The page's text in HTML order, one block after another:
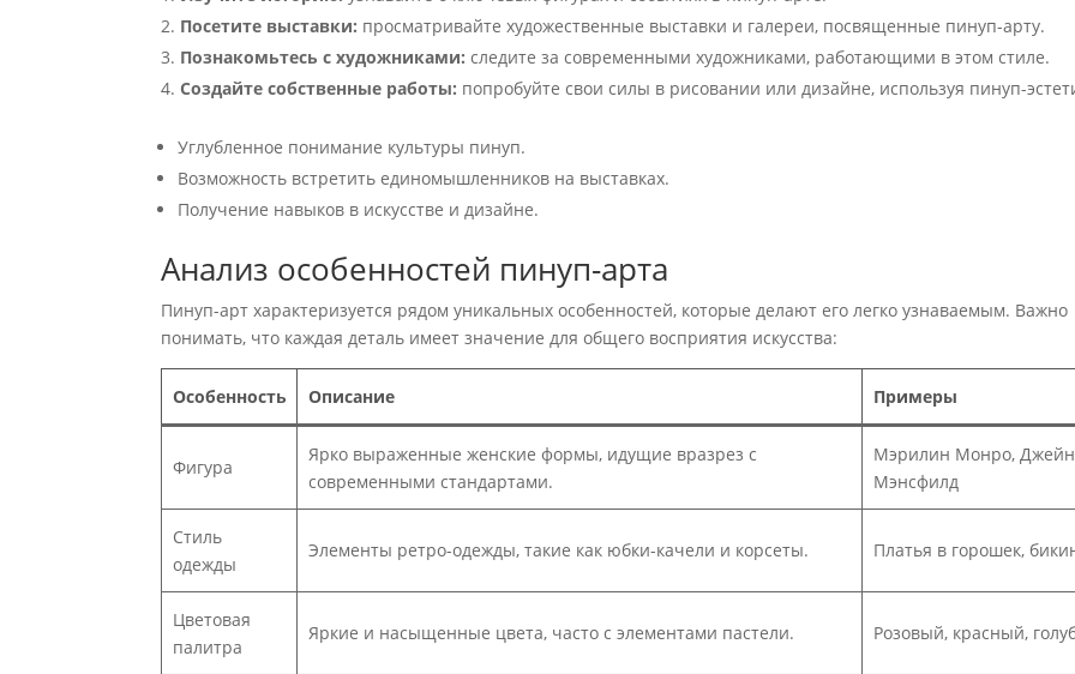
Посетите выставки: просматривайте художественные выставки и галереи, посвященные пинуп-арту.
Познакомьтесь с художниками: следите за современными художниками, работающими в этом стиле.
Создайте собственные работы: попробуйте свои силы в рисовании или дизайне, используя пинуп-
Углубленное понимание культуры пинуп.
Возможность встретить единомышленников на выставках.
Получение навыков в искусстве и дизайне.
Анализ особенностей пинуп-арта
Пинуп-арт характеризуется рядом уникальных особенностей, которые делают его легко узнаваемым. Важно
понимать, что каждая деталь имеет значение для общего восприятия искусства:
Особенность Описание Примеры
Фигура
Ярко выраженные женские формы, идущие вразрез с
современными стандартами.
Мэрилин Монро, Джейн
Мэнсфилд
Стиль
одежды
Элементы ретро-одежды, такие как юбки-качели и корсеты. Платья в горошек,
Цветовая
палитра
Яркие и насыщенные цвета, часто с элементами пастели. Розовый, красный,